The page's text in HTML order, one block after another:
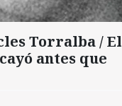
Torralba / El
antes que